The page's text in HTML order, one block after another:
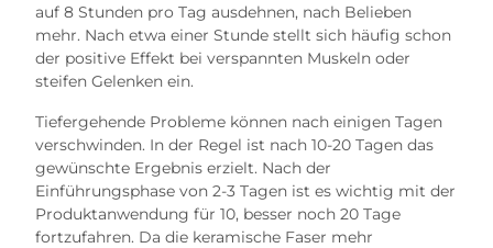
auf 8 Stunden pro Tag ausdehnen, nach Belieben
mehr. Nach etwa einer Stunde stellt sich häufig schon
der positive Effekt bei verspannten Muskeln oder
steifen Gelenken ein.
Tiefergehende Probleme können nach einigen Tagen
verschwinden. In der Regel ist nach 10-20 Tagen das
gewünschte Ergebnis erzielt. Nach der
Einführungsphase von 2-3 Tagen ist es wichtig mit der
Produktanwendung für 10, besser noch 20 Tage
fortzufahren. Da die keramische Faser mehr